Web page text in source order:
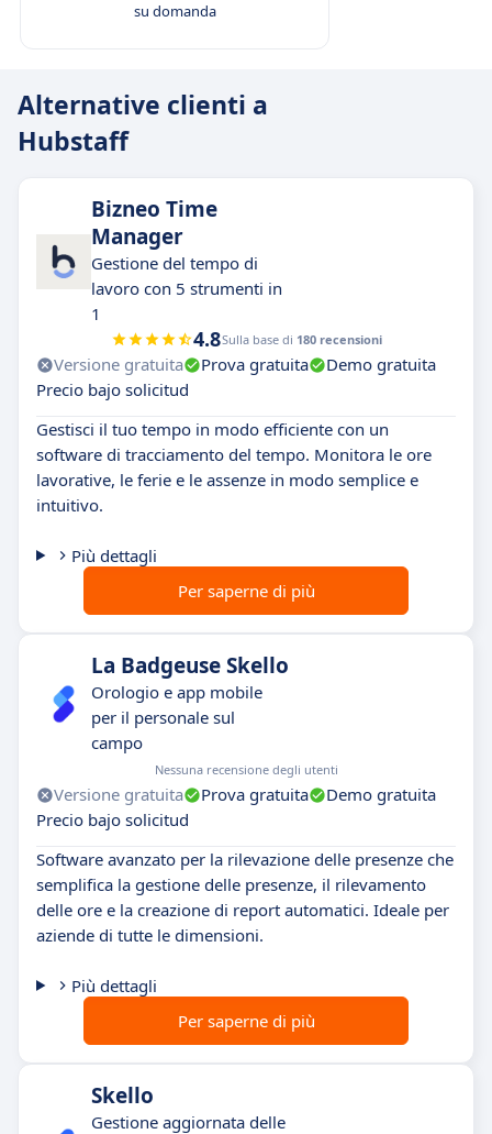
su domanda
Alternative clienti a
Hubstaff
Bizneo Time
Manager
Gestione del tempo di
lavoro con 5 strumenti in
1
4.8Sulla base di 180 recensioni
Versione gratuita Prova gratuita
Demo gratuita
Precio bajo solicitud
Gestisci il tuo tempo in modo efficiente con un
software di tracciamento del tempo. Monitora le ore
lavorative, le ferie e le assenze in modo semplice e
intuitivo.
Più dettagli
Per saperne di più
La Badgeuse Skello
Orologio e app mobile
per il personale sul
campo
Nessuna recensione degli utenti
Versione gratuita Prova gratuita
Demo gratuita
Precio bajo solicitud
Software avanzato per la rilevazione delle presenze che
semplifica la gestione delle presenze, il rilevamento
delle ore e la creazione di report automatici. Ideale per
aziende di tutte le dimensioni.
Più dettagli
Per saperne di più
Skello
Gestione aggiornata delle